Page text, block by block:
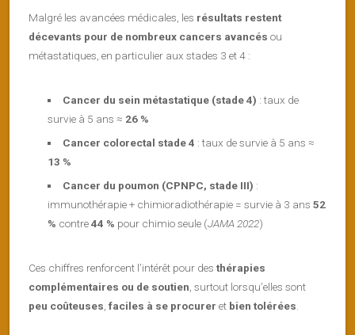
Malgré les avancées médicales, les résultats restent
décevants pour de nombreux cancers avancés ou
métastatiques, en particulier aux stades 3 et 4 :
Cancer du sein métastatique (stade 4) : taux de
survie à 5 ans ≈ 26 %
Cancer colorectal stade 4 : taux de survie à 5 ans ≈
13 %
Cancer du poumon (CPNPC, stade III) :
immunothérapie + chimioradiothérapie = survie à 3 ans 52
% contre44 % pour chimio seule (JAMA 2022)
Ces chiffres renforcent l’intérêt pour des thérapies
complémentaires ou de soutien , surtout lorsqu’elles sont
peu coûteuses faciles à se procurer et bien tolérées